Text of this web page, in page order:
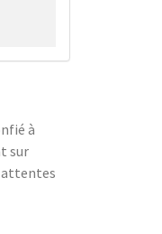
à
sur
attentes